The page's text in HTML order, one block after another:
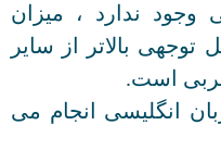
وجود ندارد ، میزان
بالاتر از سایر
است.
انگلیسی انجام می